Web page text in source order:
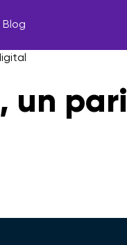
Blog
un pari